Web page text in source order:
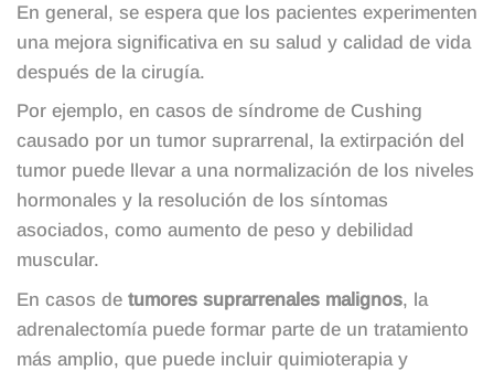
En general, se espera que los pacientes experimenten
una mejora significativa en su salud y calidad de vida
después de la cirugía.
Por ejemplo, en casos de síndrome de Cushing
causado por un tumor suprarrenal, la extirpación del
tumor puede llevar a una normalización de los niveles
hormonales y la resolución de los síntomas
asociados, como aumento de peso y debilidad
muscular.
En casos de tumores suprarrenales malignos, la
adrenalectomía puede formar parte de un tratamiento
más amplio, que puede incluir quimioterapia y